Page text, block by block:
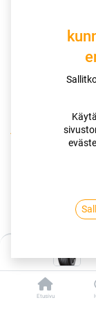
Etusivu
Kauppa
195/50R15 82V
195/
87,00€/ kpl